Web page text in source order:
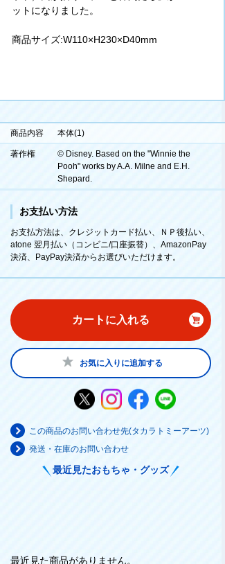
ットになりました。
商品サイズ:W110×H230×D40mm
商品内容 本体(1)
著作権
© Disney. Based on the "Winnie the
Pooh" works by A.A. Milne and E.H.
Shepard.
お支払い方法
お支払方法は、クレジットカード払い、ＮＰ後払い、
atone 翌月払い（コンビニ/口座振替）、AmazonPay
決済、PayPay決済からお選びいただけます。
カートに入れる
お気に入りに追加する
この商品のお問い合わせ先(タカラトミーアーツ)
発送・在庫のお問い合わせ
最近見たおもちゃ・グッズ
最近見た商品がありません。